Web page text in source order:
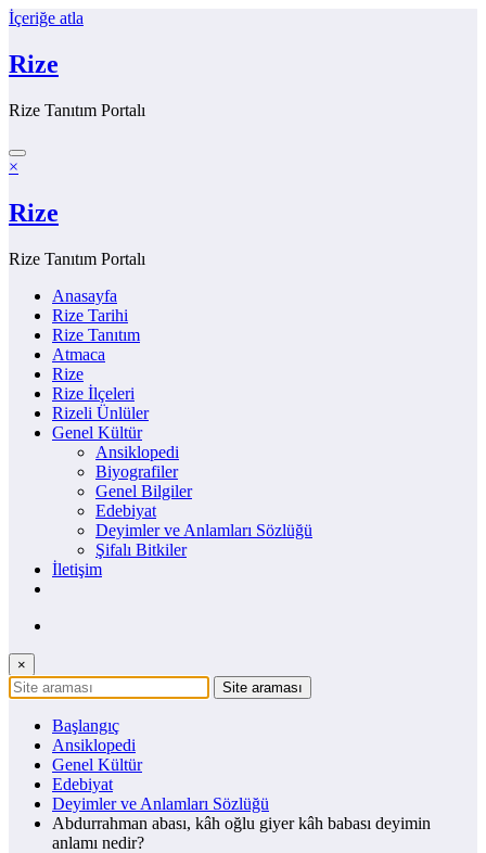
İçeriğe atla
Rize
Rize Tanıtım Portalı
×
Rize
Rize Tanıtım Portalı
Anasayfa
Rize Tarihi
Rize Tanıtım
Atmaca
Rize
Rize İlçeleri
Rizeli Ünlüler
Genel Kültür
Ansiklopedi
Biyografiler
Genel Bilgiler
Edebiyat
Deyimler ve Anlamları Sözlüğü
Şifalı Bitkiler
İletişim
×
Başlangıç
Ansiklopedi
Genel Kültür
Edebiyat
Deyimler ve Anlamları Sözlüğü
Abdurrahman abası, kâh oğlu giyer kâh babası deyimin
anlamı nedir?